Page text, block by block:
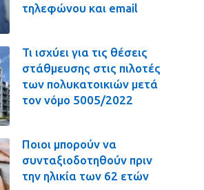
τηλεφώνου και email
Τι ισχύει για τις θέσεις
στάθμευσης στις πιλοτές
των πολυκατοικιών μετά
τον νόμο 5005/2022
Ποιοι μπορούν να
συνταξιοδοτηθούν πριν
την ηλικία των 62 ετών